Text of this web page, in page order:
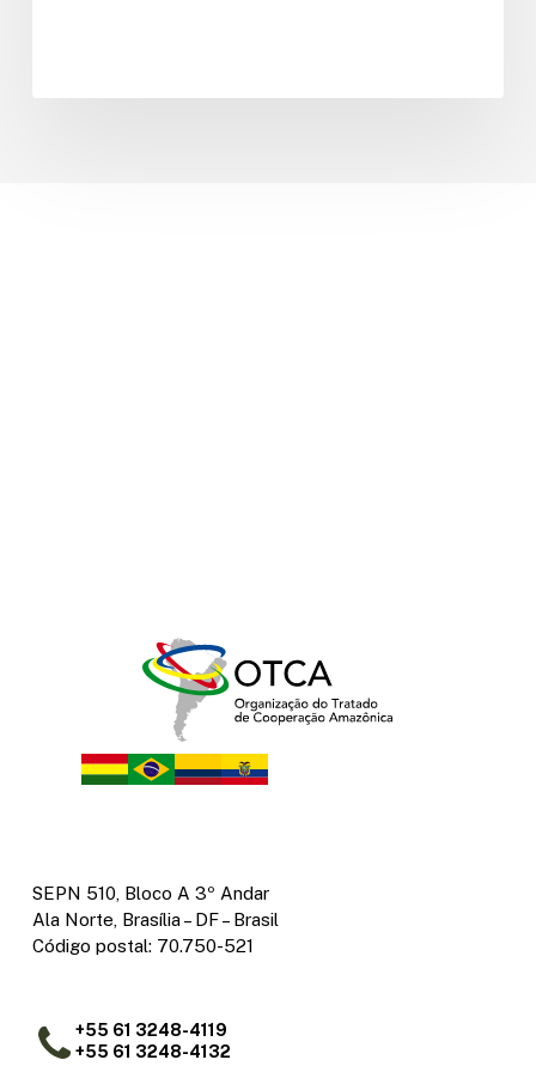
SEPN 510, Bloco A 3º Andar
Ala Norte, Brasília – DF – Brasil
Código postal: 70.750-521
+55 61 3248-4119
+55 61 3248-4132